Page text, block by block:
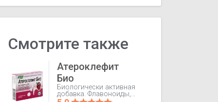
Смотрите также
Атероклефит
Био
Биологически активная
добавка. Флавоноиды,